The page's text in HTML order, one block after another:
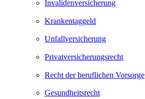
Invalidenversicherung
Krankentaggeld
Unfallversicherung
Privatversicherungsrecht
Recht der beruflichen Vorsorge
Gesundheitsrecht